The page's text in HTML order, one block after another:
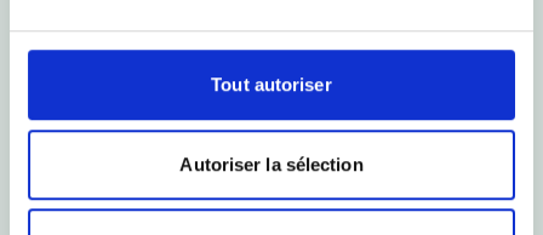
Tout autoriser
Autoriser la sélection
Envoyer